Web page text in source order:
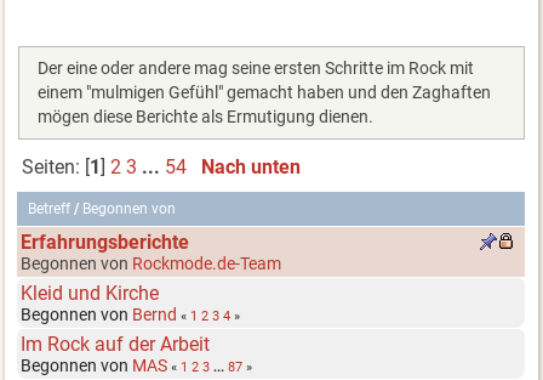
Der eine oder andere mag seine ersten Schritte im Rock mit
einem "mulmigen Gefühl" gemacht haben und den Zaghaften
mögen diese Berichte als Ermutigung dienen.
Seiten: [1] 2 3 ... 54 Nach unten
Betreff/ Begonnen von
Erfahrungsberichte
Begonnen von Rockmode.de-Team
Kleid und Kirche
Begonnen von Bernd « 1 2 3 4 »
Im Rock auf der Arbeit
Begonnen von MAS « 1 2 3 ...87 »